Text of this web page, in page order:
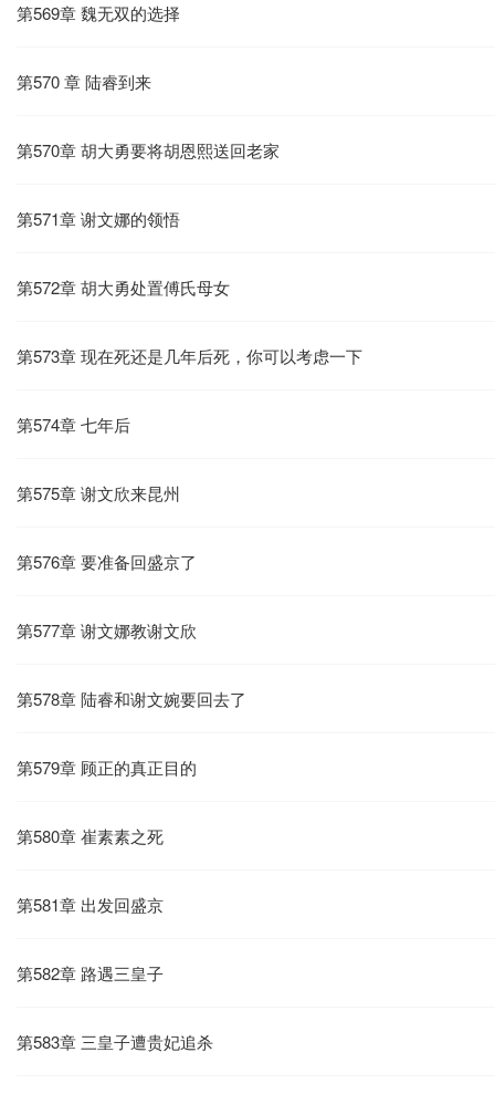
第569章 魏无双的选择
第570 章 陆睿到来
第570章 胡大勇要将胡恩熙送回老家
第571章 谢文娜的领悟
第572章 胡大勇处置傅氏母女
第573章 现在死还是几年后死，你可以考虑一下
第574章 七年后
第575章 谢文欣来昆州
第576章 要准备回盛京了
第577章 谢文娜教谢文欣
第578章 陆睿和谢文婉要回去了
第579章 顾正的真正目的
第580章 崔素素之死
第581章 出发回盛京
第582章 路遇三皇子
第583章 三皇子遭贵妃追杀